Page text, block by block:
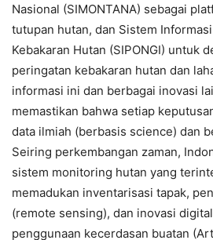
Nasional (SIMONTANA) sebagai
tutupan hutan, dan Sistem
Kebakaran Hutan (SIPONGI) untuk
peringatan kebakaran hutan dan
informasi ini dan berbagai inovasi
memastikan bahwa setiap
data ilmiah (berbasis science) dan
Seiring perkembangan zaman,
sistem monitoring hutan yang
memadukan inventarisasi tapak,
(remote sensing), dan inovasi
penggunaan kecerdasan buatan